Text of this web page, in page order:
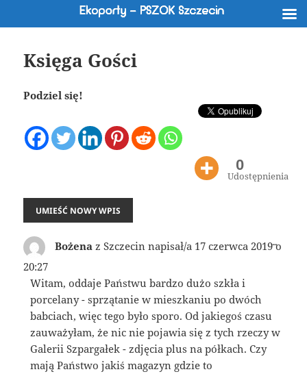
Księga Gości
Podziel się!
0
Udostępnienia
Bożenaz Szczecin napisał/a 17 czerwca 2019 o
20:27
Witam, oddaje Państwu bardzo dużo szkła i
porcelany - sprzątanie w mieszkaniu po dwóch
babciach, więc tego było sporo. Od jakiegoś czasu
zauważyłam, że nic nie pojawia się z tych rzeczy w
Galerii Szpargałek - zdjęcia plus na półkach. Czy
mają Państwo jakiś magazyn gdzie to
...
THIS